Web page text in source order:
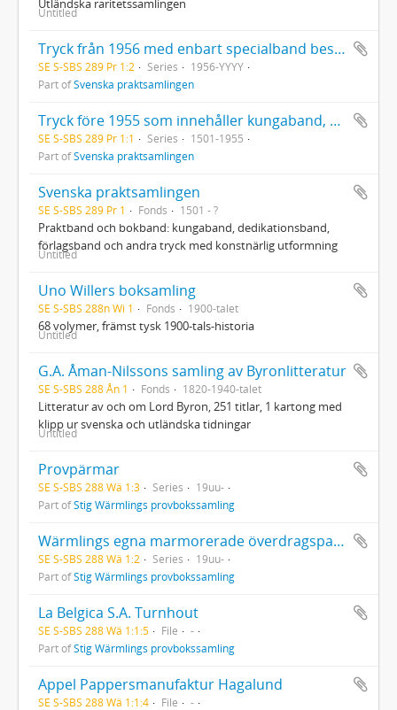
Untitled
Tryck från 1956 med enbart specialband beställda av kända svenska bokbindare eller böcker inköpta med tanke på bokbandet
SE S-SBS 289 Pr 1:2 Series
1956-YYYY
Part ofSvenska praktsamlingen
Tryck före 1955 som innehåller kungaband, dedikationsband, förlagsband och andra tryck med konstnärlig utformning
SE S-SBS 289 Pr 1:1 Series
1501-1955
Part ofSvenska praktsamlingen
Svenska praktsamlingen
SE S-SBS 289 Pr 1 Fonds 1501 - ?
Praktband och bokband: kungaband, dedikationsband,
förlagsband och andra tryck med konstnärlig utformning
Untitled
Uno Willers boksamling
SE S-SBS 288n Wi 1 Fonds 1900-talet
68 volymer, främst tysk 1900-tals-historia
Untitled
G.A. Åman-Nilssons samling av Byronlitteratur
SE S-SBS 288 Ån 1 Fonds 1820-1940-talet
Litteratur av och om Lord Byron, 251 titlar, 1 kartong med
klipp ur svenska och utländska tidningar
Untitled
Provpärmar
SE S-SBS 288 Wä 1:3 Series
19uu-
Part ofStig Wärmlings provbokssamling
Wärmlings egna marmorerade överdragspapper
SE S-SBS 288 Wä 1:2 Series
19uu-
Part ofStig Wärmlings provbokssamling
La Belgica S.A. Turnhout
SE S-SBS 288 Wä 1:1:5 File
-
Part ofStig Wärmlings provbokssamling
Appel Pappersmanufaktur Hagalund
SE S-SBS 288 Wä 1:1:4 File
-